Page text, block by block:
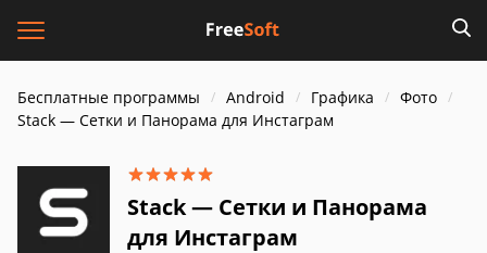
Бесплатные программы Android Графика
Фото
Stack — Сетки и Панорама для Инстаграм
Stack — Сетки и Панорама
для Инстаграм